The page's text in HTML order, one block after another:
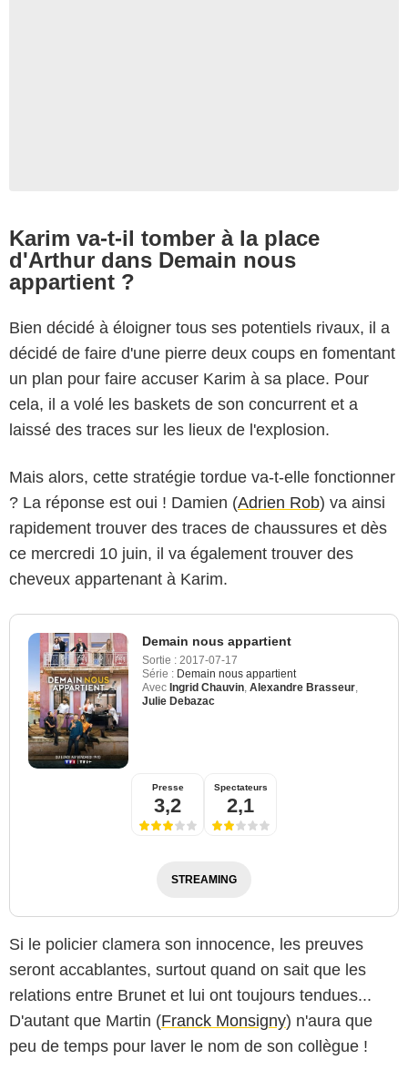
Karim va-t-il tomber à la place
d'Arthur dans Demain nous
appartient ?
Bien décidé à éloigner tous ses potentiels rivaux, il a
décidé de faire d'une pierre deux coups en fomentant
un plan pour faire accuser Karim à sa place. Pour
cela, il a volé les baskets de son concurrent et a
laissé des traces sur les lieux de l'explosion.
Mais alors, cette stratégie tordue va-t-elle fonctionner
? La réponse est oui ! Damien (Adrien Rob) va ainsi
rapidement trouver des traces de chaussures et dès
ce mercredi 10 juin, il va également trouver des
cheveux appartenant à Karim.
Demain nous appartient
Sortie : 2017-07-17
Série : Demain nous appartient
Avec Ingrid Chauvin Alexandre Brasseur
Julie Debazac
Presse
3,2
Spectateurs
2,1
STREAMING
Si le policier clamera son innocence, les preuves
seront accablantes, surtout quand on sait que les
relations entre Brunet et lui ont toujours tendues...
D'autant que Martin (Franck Monsigny) n'aura que
peu de temps pour laver le nom de son collègue !